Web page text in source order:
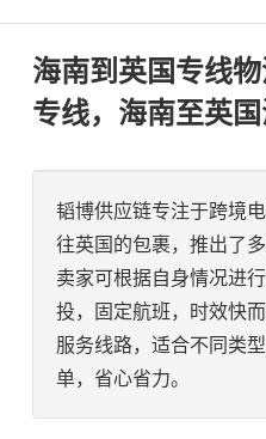
海南到英国专线
专线，海南至英
韬博供应链专注于跨境
往英国的包裹，推出了
卖家可根据自身情况进
投，固定航班，时效快
服务线路，适合不同类
单，省心省力。